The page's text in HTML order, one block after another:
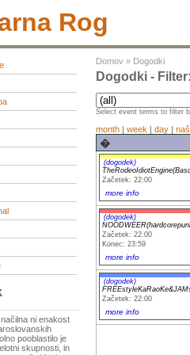
Rog
ni enakost
pooblastilo je
skupnosti, in
Domov » Dogodki
Dogodki -
Select event terms to filter
month | week | day |
�
(dogodek)
Začetek: 22:00
more info
(dogodek)
Začetek: 22:00
Konec: 23:59
more info
(dogodek)
Začetek: 22:00
more info